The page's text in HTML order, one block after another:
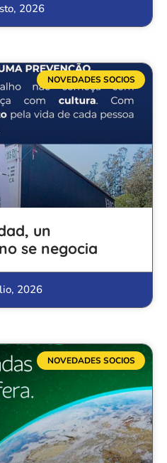
2026
NOVEDADES SOCIOS
un
se negocia
2026
NOVEDADES SOCIOS